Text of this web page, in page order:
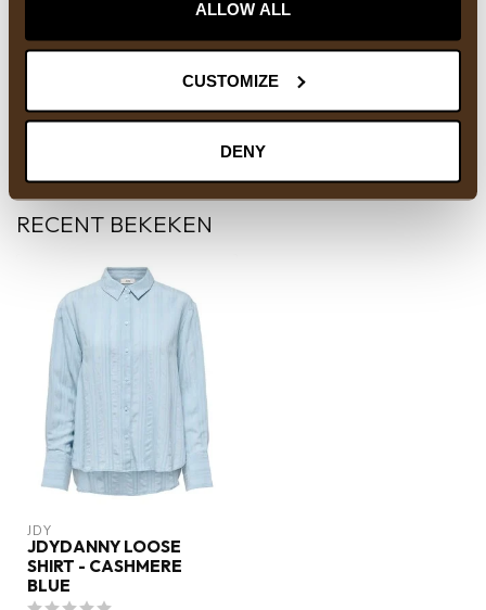
ALLOW ALL
CUSTOMIZE
DENY
HEEFT U VRAGEN OVER DIT PRODUCT?
gerust contact op met onze supportafdeling via
info@courage-fashion.be of+32 11 91 04 30.
We helpen u graag!
RECENT BEKEKEN
JDY
JDYDANNY LOOSE
SHIRT - CASHMERE
BLUE